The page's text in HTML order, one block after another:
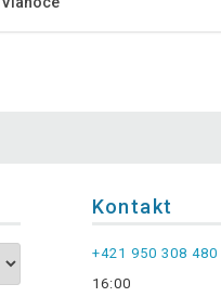
Kontakt
+421 950 308 480
16:00